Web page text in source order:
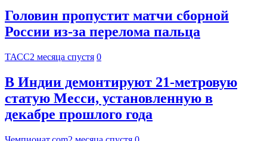
Головин пропустит матчи сборной
России из-за перелома пальца
ТАСС2 месяца спустя 0
В Индии демонтируют 21-метровую
статую Месси, установленную в
декабре прошлого года